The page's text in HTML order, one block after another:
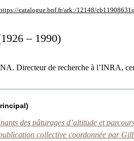
catalogue.bnf.fr/ark:/12148/cb11908631q
– 1990)
Directeur de recherche à l’INRA,
des pâturages d’altitude et
collective coordonnée par